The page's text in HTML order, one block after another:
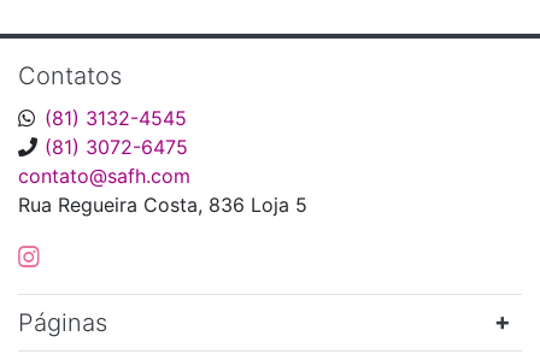
Contatos
(81) 3132-4545
(81) 3072-6475
contato@safh.com
Rua Regueira Costa, 836 Loja 5
Páginas